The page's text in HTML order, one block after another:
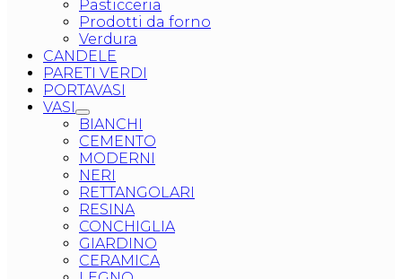
Pasticceria
Prodotti da forno
Verdura
CANDELE
PARETI VERDI
PORTAVASI
VASI
BIANCHI
CEMENTO
MODERNI
NERI
RETTANGOLARI
RESINA
CONCHIGLIA
GIARDINO
CERAMICA